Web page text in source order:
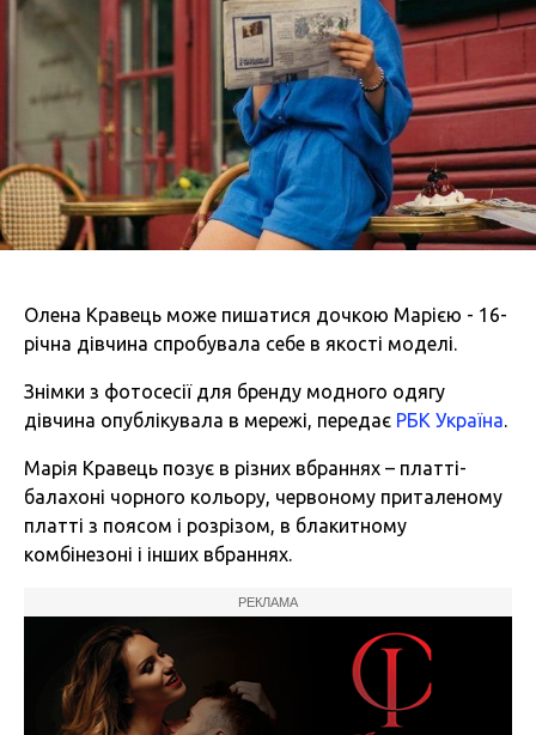
Олена Кравець може пишатися дочкою Марією - 16-
річна дівчина спробувала себе в якості моделі.
Знімки з фотосесії для бренду модного одягу
дівчина опублікувала в мережі, передає РБК Україна.
Марія Кравець позує в різних вбраннях – платті-
балахоні чорного кольору, червоному приталеному
платті з поясом і розрізом, в блакитному
комбінезоні і інших вбраннях.
РЕКЛАМА